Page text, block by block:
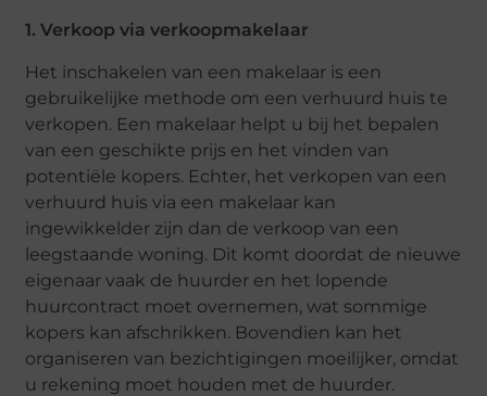
1. Verkoop via verkoopmakelaar
Het inschakelen van een makelaar is een
gebruikelijke methode om een verhuurd huis te
verkopen. Een makelaar helpt u bij het bepalen
van een geschikte prijs en het vinden van
potentiële kopers. Echter, het verkopen van een
verhuurd huis via een makelaar kan
ingewikkelder zijn dan de verkoop van een
leegstaande woning. Dit komt doordat de nieuwe
eigenaar vaak de huurder en het lopende
huurcontract moet overnemen, wat sommige
kopers kan afschrikken. Bovendien kan het
organiseren van bezichtigingen moeilijker, omdat
u rekening moet houden met de huurder.